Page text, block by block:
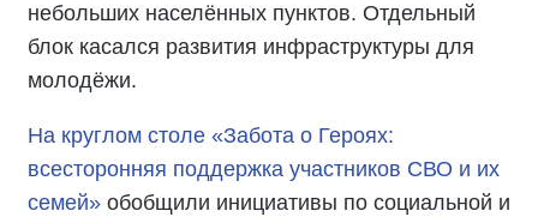
небольших населённых пунктов. Отдельный
блок касался развития инфраструктуры для
молодёжи.
На круглом столе «Забота о Героях:
всесторонняя поддержка участников СВО и их
семей» обобщили инициативы по социальной и